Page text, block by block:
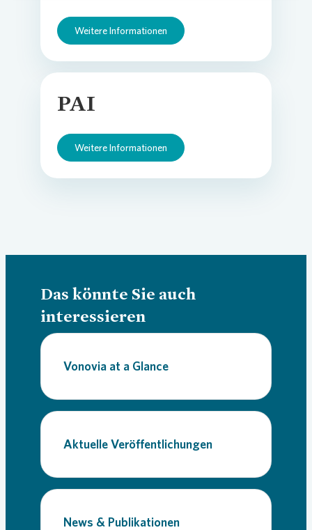
Weitere Informationen
PAI
Weitere Informationen
Das könnte Sie auch
interessieren
Vonovia at a Glance
Aktuelle Veröffentlichungen
News & Publikationen